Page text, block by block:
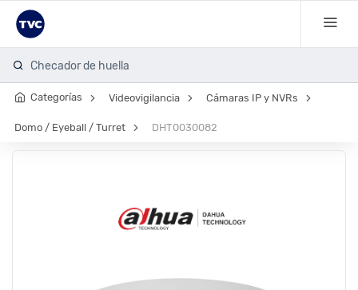
Checador de huella
Categorías Videovigilancia Cámaras IP y NVRs
Domo / Eyeball / Turret DHT0030082